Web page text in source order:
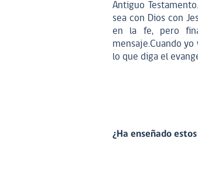
Antiguo
sea con Dios con
en la fe, pero
mensaje.Cuando
lo que diga el
¿Ha enseñado